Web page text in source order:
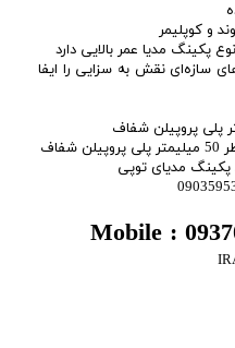
پکینگ مدیا عمر بالایی دارد
سازه‌ای نقش به سزایی را ایفا
Mobile :